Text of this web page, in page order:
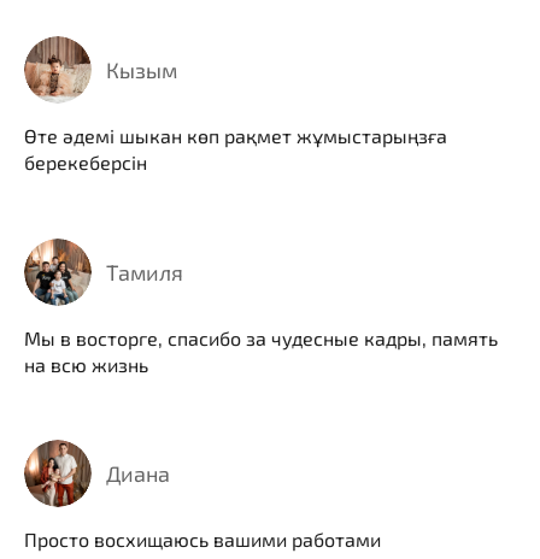
Кызым
Өте әдемі шыкан көп рақмет жұмыстарыңзға
берекеберсін
Тамиля
Мы в восторге, спасибо за чудесные кадры, память
на всю жизнь
Диана
Просто восхищаюсь вашими работами